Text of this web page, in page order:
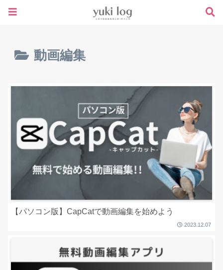
動画編集
【パソコン版】CapCatで動画編集を始めよう
2023.12.07